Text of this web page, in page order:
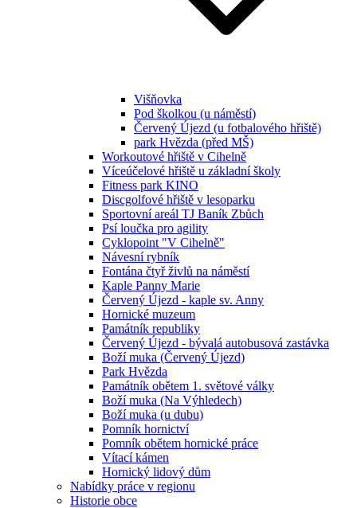
Višňovka
Pod školkou (u náměstí)
Červený Újezd (u fotbalového hřiště)
park Hvězda (před MŠ)
Workoutové hřiště v Cihelně
Víceúčelové hřiště u základní školy
Fitness park KINO
Discgolfové hřiště v lesoparku
Sportovní areál TJ Baník Zbůch
Psí loučka pro agility
Cyklopoint "V Cihelně"
Návesní rybník
Fontána čtyř živlů na náměstí
Kaple Panny Marie
Červený Újezd - kaple sv. Anny
Hornické muzeum
Památník republiky
Červený Újezd - bývalá autobusová zastávka
Boží muka (Červený Újezd)
Park Hvězda
Památník obětem 1. světové války
Boží muka (Na Výhledech)
Boží muka (u dubu)
Pomník hornictví
Pomník obětem hornické práce
Vítací kámen
Hornický lidový dům
Nabídky práce v regionu
Historie obce